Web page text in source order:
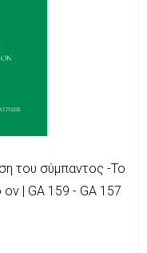
του σύμπαντος -Το
| GA 159 - GA 157